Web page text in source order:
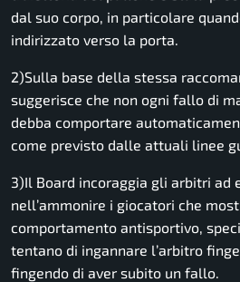
dal suo corpo, in particolare
indirizzato verso la porta.
2)Sulla base della stessa
suggerisce che non ogni fallo di
debba comportare
come previsto dalle attuali linee
3)Il Board incoraggia gli arbitri ad
nell’ammonire i giocatori che
comportamento antisportivo,
tentano di ingannare l’arbitro
fingendo di aver subito un fallo.